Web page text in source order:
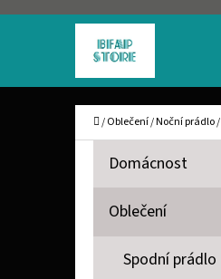
Přejít
Domů
/Oblečení/Noční prádlo/
Přeskočit
Domácnost
Oblečení
Spodní prádlo
K
Zpět
Zpět